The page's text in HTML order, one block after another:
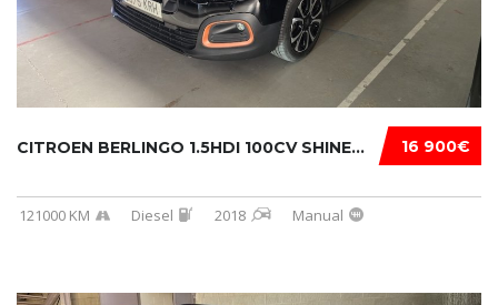
16 900€
CITROEN BERLINGO 1.5HDI 100CV SHINE...
121000 KM Diesel 2018 Manual